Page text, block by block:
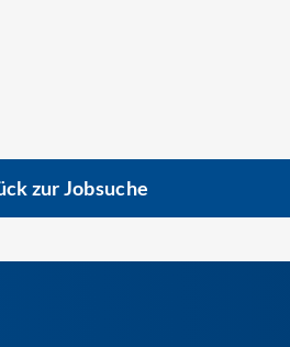
zur Jobsuche